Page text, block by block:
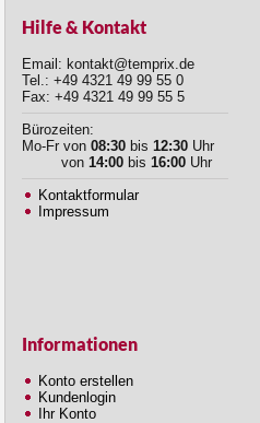
Hilfe & Kontakt
Email: kontakt@temprix.de
Tel.: +49 4321 49 99 55 0
Fax: +49 4321 49 99 55 5
Bürozeiten:
Mo-Fr von 08:30 bis 12:30 Uhr
von 14:00 bis 16:00 Uhr
Kontaktformular
Impressum
Informationen
Konto erstellen
Kundenlogin
Ihr Konto